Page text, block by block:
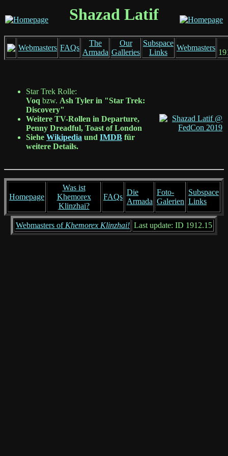
Shazad Latif
Webmasters FAQs
The
Armada
Our
Galleries
Subspace
Links
Webmasters
Star Trek Rolle:
Voq bzw. Ash Tyler in "Star Trek:
Discovery"
Weitere TV-Rollen in Departure,
Penny Dreadful, Toast of London
Siehe Wikipedia und IMDB für
weitere Details.
Homepage
Was ist
Khemorex
Klinzhai?
FAQs
Die
Armada
Foto-
Galerien
Subspace
Links
Webmasters of Khemorex Klinzhai! Last update: ID 1912.15